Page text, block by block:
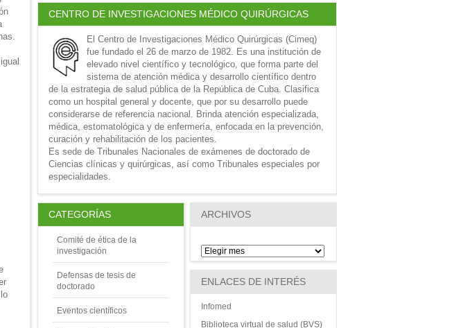
CENTRO DE INVESTIGACIONES MÉDICO QUIRÚRGICAS
El Centro de Investigaciones Médico Quirúrgicas (Cimeq)
fue fundado el 26 de marzo de 1982. Es una institución de
elevado nivel científico y tecnológico, que forma parte del
sistema de atención médica y desarrollo científico dentro
de la estrategia de salud pública de la República de Cuba. Clasifica
como un hospital general y docente, que por su desarrollo puede
considerarse de referencia nacional. Brinda atención especializada,
médica, estomatológica y de enfermería, enfocada en la prevención,
curación y rehabilitación de los pacientes.
Es sede de Tribunales Nacionales de exámenes de doctorado de
Ciencias clínicas y quirúrgicas, así como Tribunales especiales por
especialidades.
CATEGORÍAS
Comité de ética de la
investigación
Defensas de tesis de
doctorado
Eventos científicos
ARCHIVOS
ENLACES DE INTERÉS
Infomed
Biblioteca virtual de salud (BVS)